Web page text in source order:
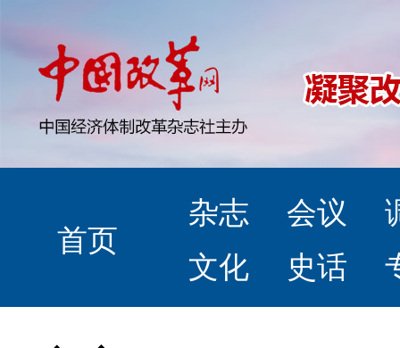
首页
杂志 会议
文化
史话